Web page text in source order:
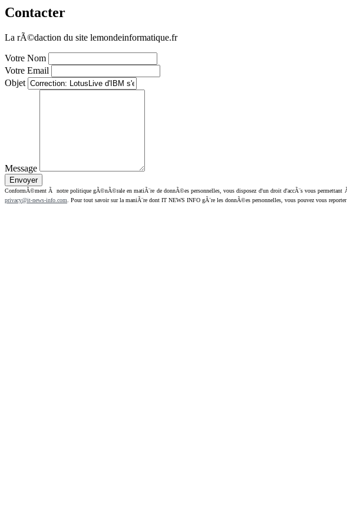
Contacter
La rÃ©daction du site lemondeinformatique.fr
Votre Nom
Votre Email
Objet
Message
ConformÃ©ment Ã notre politique gÃ©nÃ©rale en matiÃ¨re de donnÃ©es personnelles, vous disposez d'un droit d'accÃ¨s vous
privacy@it-news-info.com . Pour tout savoir sur la maniÃ¨re dont IT NEWS INFO gÃ¨re les donnÃ©es personnelles, vous pouvez vous